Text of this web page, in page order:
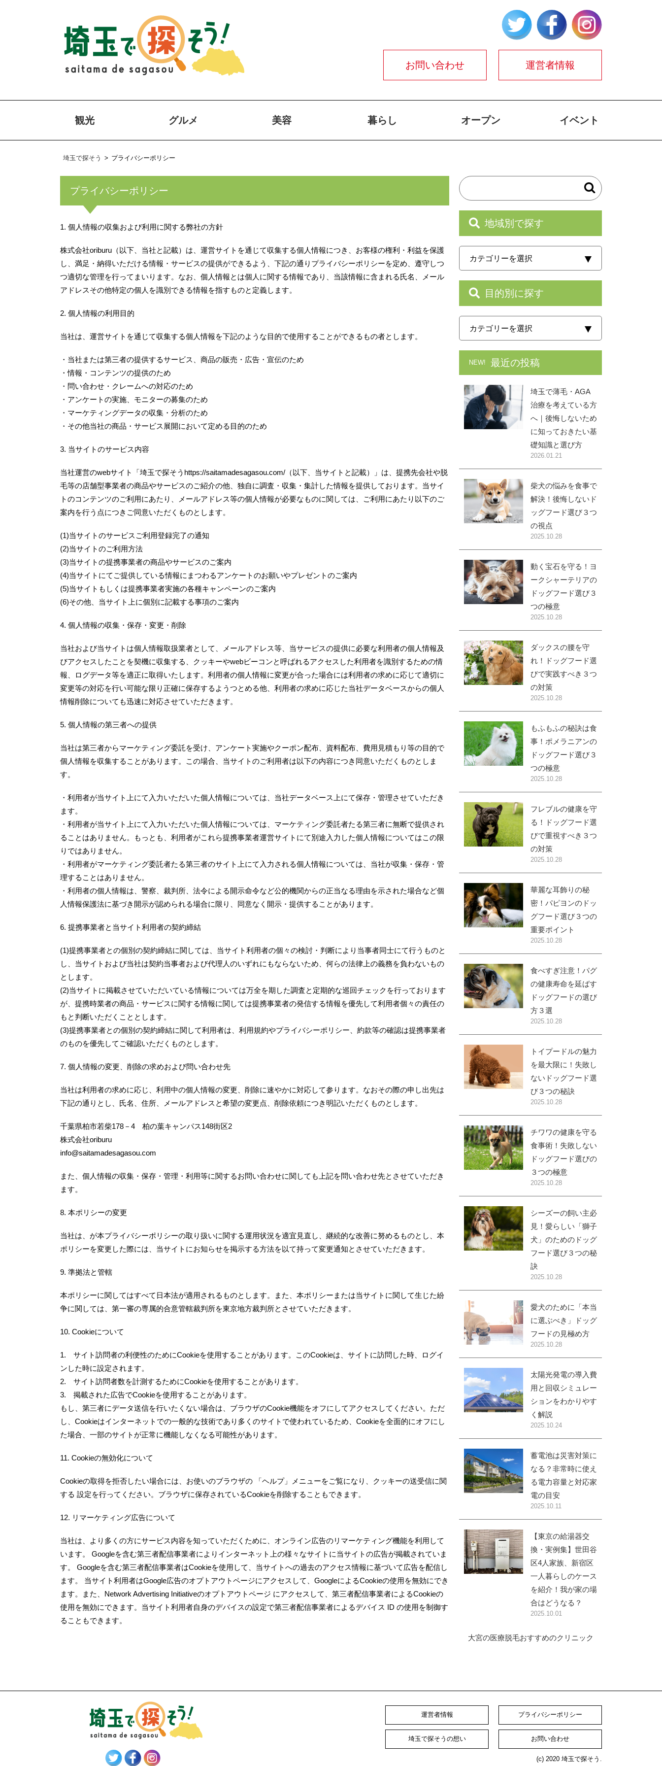
お問い合わせ 運営者情報
観光 グルメ 美容 暮らし オープン イベント
埼玉で探そう > プライバシーポリシー
プライバシーポリシー
1. 個人情報の収集および利用に関する弊社の方針
株式会社oriburu（以下、当社と記載）は、運営サイトを通じて収集する個人情報につき、お客様の権利・利益を保護
し、満足・納得いただける情報・サービスの提供ができるよう、下記の通りプライバシーポリシーを定め、遵守しつ
つ適切な管理を行ってまいります。なお、個人情報とは個人に関する情報であり、当該情報に含まれる氏名、メール
アドレスその他特定の個人を識別できる情報を指すものと定義します。
2. 個人情報の利用目的
当社は、運営サイトを通じて収集する個人情報を下記のような目的で使用することができるもの者とします。
・当社または第三者の提供するサービス、商品の販売・広告・宣伝のため
・情報・コンテンツの提供のため
・問い合わせ・クレームへの対応のため
・アンケートの実施、モニターの募集のため
・マーケティングデータの収集・分析のため
・その他当社の商品・サービス展開において定める目的のため
3. 当サイトのサービス内容
当社運営のwebサイト「埼玉で探そうhttps://saitamadesagasou.com/（以下、当サイトと記載）」は、提携先会社や脱
毛等の店舗型事業者の商品やサービスのご紹介の他、独自に調査・収集・集計した情報を提供しております。当サイ
トのコンテンツのご利用にあたり、メールアドレス等の個人情報が必要なものに関しては、ご利用にあたり以下のご
案内を行う点につきご同意いただくものとします。
(1)当サイトのサービスご利用登録完了の通知
(2)当サイトのご利用方法
(3)当サイトの提携事業者の商品やサービスのご案内
(4)当サイトにてご提供している情報にまつわるアンケートのお願いやプレゼントのご案内
(5)当サイトもしくは提携事業者実施の各種キャンペーンのご案内
(6)その他、当サイト上に個別に記載する事項のご案内
4. 個人情報の収集・保存・変更・削除
当社および当サイトは個人情報取扱業者として、メールアドレス等、当サービスの提供に必要な利用者の個人情報及
びアクセスしたことを契機に収集する、クッキーやwebビーコンと呼ばれるアクセスした利用者を識別するための情
報、ログデータ等を適正に取得いたします。利用者の個人情報に変更が合った場合には利用者の求めに応じて適切に
変更等の対応を行い可能な限り正確に保存するようつとめる他、利用者の求めに応じた当社データベースからの個人
情報削除についても迅速に対応させていただきます。
5. 個人情報の第三者への提供
当社は第三者からマーケティング委託を受け、アンケート実施やクーポン配布、資料配布、費用見積もり等の目的で
個人情報を収集することがあります。この場合、当サイトのご利用者は以下の内容につき同意いただくものとしま
す。
・利用者が当サイト上にて入力いただいた個人情報については、当社データベース上にて保存・管理させていただき
ます。
・利用者が当サイト上にて入力いただいた個人情報については、マーケティング委託者たる第三者に無断で提供され
ることはありません。もっとも、利用者がこれら提携事業者運営サイトにて別途入力した個人情報についてはこの限
りではありません。
・利用者がマーケティング委託者たる第三者のサイト上にて入力される個人情報については、当社が収集・保存・管
理することはありません。
・利用者の個人情報は、警察、裁判所、法令による開示命令など公的機関からの正当なる理由を示された場合など個
人情報保護法に基づき開示が認められる場合に限り、同意なく開示・提供することがあります。
6. 提携事業者と当サイト利用者の契約締結
(1)提携事業者との個別の契約締結に関しては、当サイト利用者の個々の検討・判断により当事者同士にて行うものと
し、当サイトおよび当社は契約当事者および代理人のいずれにもならないため、何らの法律上の義務を負わないもの
とします。
(2)当サイトに掲載させていただいている情報については万全を期した調査と定期的な巡回チェックを行っております
が、提携時業者の商品・サービスに関する情報に関しては提携事業者の発信する情報を優先して利用者個々の責任の
もと判断いただくこととします。
(3)提携事業者との個別の契約締結に関して利用者は、利用規約やプライバシーポリシー、約款等の確認は提携事業者
のものを優先してご確認いただくものとします。
7. 個人情報の変更、削除の求めおよび問い合わせ先
当社は利用者の求めに応じ、利用中の個人情報の変更、削除に速やかに対応して参ります。なおその際の申し出先は
下記の通りとし、氏名、住所、メールアドレスと希望の変更点、削除依頼につき明記いただくものとします。
千葉県柏市若柴178－4 柏の葉キャンパス148街区2
株式会社oriburu
info@saitamadesagasou.com
また、個人情報の収集・保存・管理・利用等に関するお問い合わせに関しても上記を問い合わせ先とさせていただき
ます。
8. 本ポリシーの変更
当社は、が本プライバシーポリシーの取り扱いに関する運用状況を適宜見直し、継続的な改善に努めるものとし、本
ポリシーを変更した際には、当サイトにお知らせを掲示する方法を以て持って変更通知とさせていただきます。
9. 準拠法と管轄
本ポリシーに関してはすべて日本法が適用されるものとします。また、本ポリシーまたは当サイトに関して生じた紛
争に関しては、第一審の専属的合意管轄裁判所を東京地方裁判所とさせていただきます。
10. Cookieについて
1. サイト訪問者の利便性のためにCookieを使用することがあります。このCookieは、サイトに訪問した時、ログイ
ンした時に設定されます。
2. サイト訪問者数を計測するためにCookieを使用することがあります。
3. 掲載された広告でCookieを使用することがあります。
もし、第三者にデータ送信を行いたくない場合は、ブラウザのCookie機能をオフにしてアクセスしてください。ただ
し、Cookieはインターネットでの一般的な技術であり多くのサイトで使われているため、Cookieを全面的にオフにし
た場合、一部のサイトが正常に機能しなくなる可能性があります。
11. Cookieの無効化について
Cookieの取得を拒否したい場合には、お使いのブラウザの 「ヘルプ」メニューをご覧になり、クッキーの送受信に関
する 設定を行ってください。ブラウザに保存されているCookieを削除することもできます。
12. リマーケティング広告について
当社は、より多くの方にサービス内容を知っていただくために、オンライン広告のリマーケティング機能を利用して
います。 Googleを含む第三者配信事業者によりインターネット上の様々なサイトに当サイトの広告が掲載されていま
す。 Googleを含む第三者配信事業者はCookieを使用して、当サイトへの過去のアクセス情報に基づいて広告を配信し
ます。 当サイト利用者はGoogle広告のオプトアウトページにアクセスして、GoogleによるCookieの使用を無効にでき
ます。また、Network Advertising Initiativeのオプトアウトページ にアクセスして、第三者配信事業者によるCookieの
使用を無効にできます。当サイト利用者自身のデバイスの設定で第三者配信事業者によるデバイス ID の使用を制御す
ることもできます。
地域別で探す
目的別に探す
NEW! 最近の投稿
埼玉で薄毛・AGA
治療を考えている方
へ｜後悔しないため
に知っておきたい基
礎知識と選び方
2026.01.21
柴犬の悩みを食事で
解決！後悔しないド
ッグフード選び３つ
の視点
2025.10.28
動く宝石を守る！ヨ
ークシャーテリアの
ドッグフード選び３
つの極意
2025.10.28
ダックスの腰を守
れ！ドッグフード選
びで実践すべき３つ
の対策
2025.10.28
もふもふの秘訣は食
事！ポメラニアンの
ドッグフード選び３
つの極意
2025.10.28
フレブルの健康を守
る！ドッグフード選
びで重視すべき３つ
の対策
2025.10.28
華麗な耳飾りの秘
密！パピヨンのドッ
グフード選び３つの
重要ポイント
2025.10.28
食べすぎ注意！パグ
の健康寿命を延ばす
ドッグフードの選び
方３選
2025.10.28
トイプードルの魅力
を最大限に！失敗し
ないドッグフード選
び３つの秘訣
2025.10.28
チワワの健康を守る
食事術！失敗しない
ドッグフード選びの
３つの極意
2025.10.28
シーズーの飼い主必
見！愛らしい「獅子
犬」のためのドッグ
フード選び３つの秘
訣
2025.10.28
愛犬のために「本当
に選ぶべき」ドッグ
フードの見極め方
2025.10.28
太陽光発電の導入費
用と回収シミュレー
ションをわかりやす
く解説
2025.10.24
蓄電池は災害対策に
なる？非常時に使え
る電力容量と対応家
電の目安
2025.10.11
【東京の給湯器交
換・実例集】世田谷
区4人家族、新宿区
一人暮らしのケース
を紹介！我が家の場
合はどうなる？
2025.10.01
大宮の医療脱毛おすすめのクリニック
運営者情報 プライバシーポリシー
埼玉で探そうの想い お問い合わせ
(c) 2020 埼玉で探そう.